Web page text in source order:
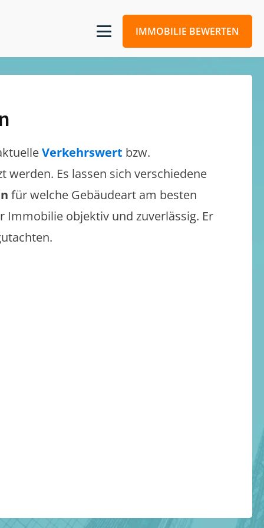
IMMOBILIE BEWERTEN
Verkehrswert bzw.
werden. Es lassen sich verschiedene
für welche Gebäudeart am besten
Immobilie objektiv und zuverlässig. Er